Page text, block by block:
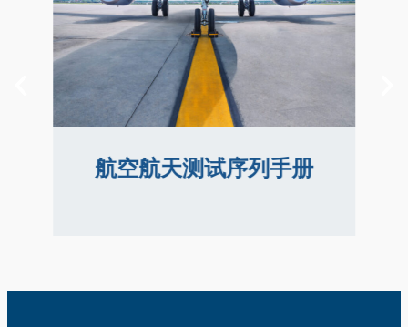
航空航天测试序列手册
航空航天测试序列手册
了解我们为航空电子设备测试标准预先编写的
测试序列，可节省大量时间和精力。